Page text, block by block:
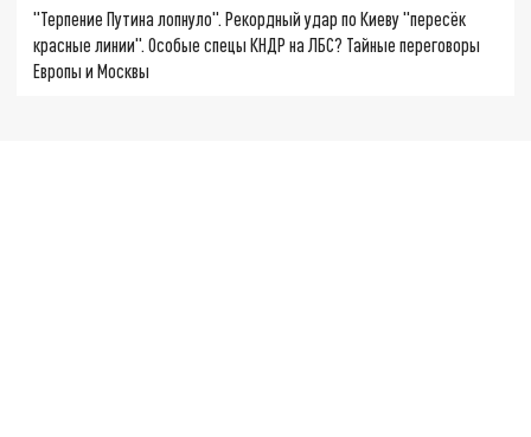
"Терпение Путина лопнуло". Рекордный удар по Киеву "пересёк
красные линии". Особые спецы КНДР на ЛБС? Тайные переговоры
Европы и Москвы